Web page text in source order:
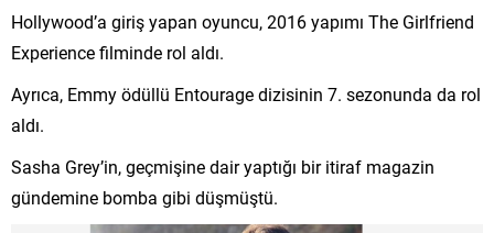
Hollywood’a giriş yapan oyuncu, 2016 yapımı The Girlfriend
Experience filminde rol aldı.
Ayrıca, Emmy ödüllü Entourage dizisinin 7. sezonunda da rol
aldı.
Sasha Grey’in, geçmişine dair yaptığı bir itiraf magazin
gündemine bomba gibi düşmüştü.